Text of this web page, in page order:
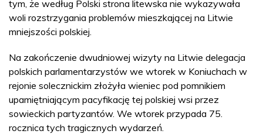
tym, że według Polski strona litewska nie wykazywała
woli rozstrzygania problemów mieszkającej na Litwie
mniejszości polskiej.
Na zakończenie dwudniowej wizyty na Litwie delegacja
polskich parlamentarzystów we wtorek w Koniuchach w
rejonie solecznickim złożyła wieniec pod pomnikiem
upamiętniającym pacyfikację tej polskiej wsi przez
sowieckich partyzantów. We wtorek przypada 75.
rocznica tych tragicznych wydarzeń.